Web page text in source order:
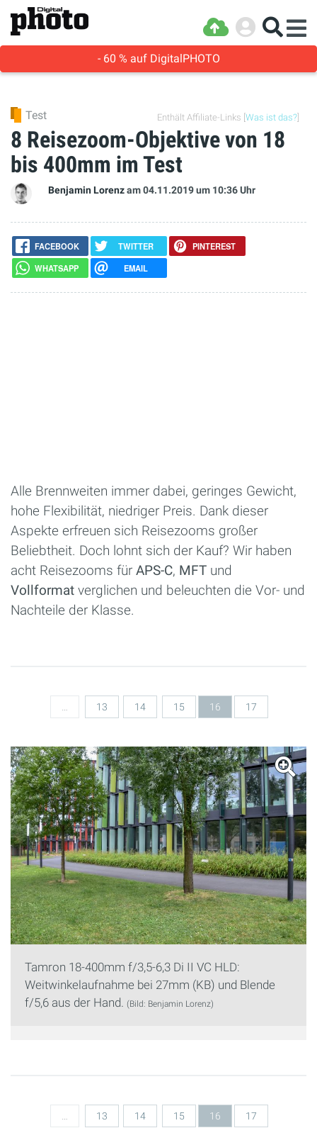
- 60 % auf DigitalPHOTO
Enthält Affiliate-Links [ Was ist das?
Test
8 Reisezoom-Objektive von 18
bis 400mm im Test
Benjamin Lorenzam 04.11.2019um 10:36 Uhr
FACEBOOK TWITTER
PINTEREST
WHATSAPP
EMAIL
Alle Brennweiten immer dabei, geringes Gewicht,
hohe Flexibilität, niedriger Preis. Dank dieser
Aspekte erfreuen sich Reisezooms großer
Beliebtheit. Doch lohnt sich der Kauf? Wir haben
acht Reisezooms für APS-C, MFT und
Vollformat verglichen und beleuchten die Vor- und
Nachteile der Klasse.
13 14 15 16 17
Tamron 18-400mm f/3,5-6,3 Di II VC HLD:
Weitwinkelaufnahme bei 27mm (KB) und Blende
f/5,6 aus der Hand. (Bild: Benjamin Lorenz)
Seiten
13 14 15 16 17